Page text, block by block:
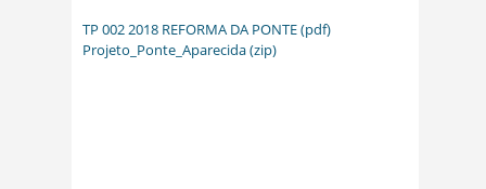
TP 002 2018 REFORMA DA PONTE (pdf)
Projeto_Ponte_Aparecida (zip)